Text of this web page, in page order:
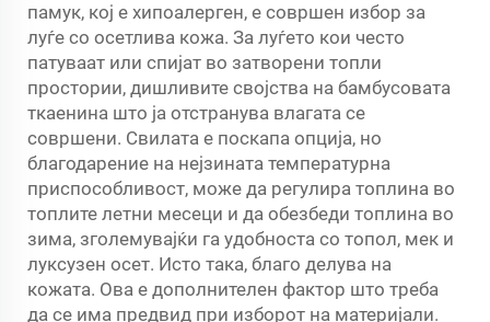
памук, кој е хипоалерген, е совршен избор за
луѓе со осетлива кожа. За луѓето кои често
патуваат или спијат во затворени топли
простории, дишливите својства на бамбусовата
ткаенина што ја отстранува влагата се
совршени. Свилата е поскапа опција, но
благодарение на нејзината температурна
приспособливост, може да регулира топлина во
топлите летни месеци и да обезбеди топлина во
зима, зголемувајќи га удобноста со топол, мек и
луксузен осет. Исто така, благо делува на
кожата. Ова е дополнителен фактор што треба
да се има предвид при изборот на материјали.